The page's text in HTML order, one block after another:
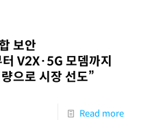
보안
V2X·5G 모뎀까지
으로 시장 선도”
Read more